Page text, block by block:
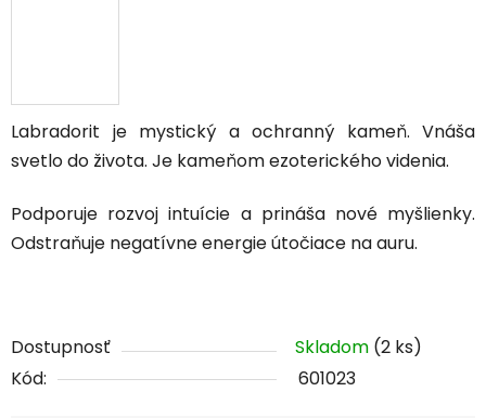
Labradorit je mystický a ochranný kameň. Vnáša
svetlo do života. Je kameňom ezoterického videnia.
Podporuje rozvoj intuície a prináša nové myšlienky.
Odstraňuje negatívne energie útočiace na auru.
Dostupnosť Skladom (2 ks)
Kód:
601023